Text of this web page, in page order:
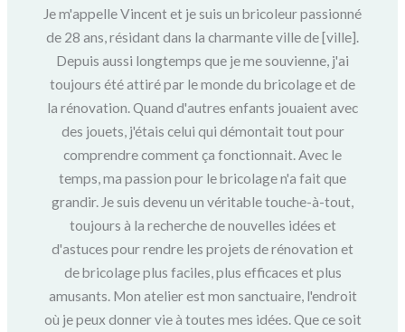
Je m'appelle Vincent et je suis un bricoleur passionné
de 28 ans, résidant dans la charmante ville de [ville].
Depuis aussi longtemps que je me souvienne, j'ai
toujours été attiré par le monde du bricolage et de
la rénovation. Quand d'autres enfants jouaient avec
des jouets, j'étais celui qui démontait tout pour
comprendre comment ça fonctionnait. Avec le
temps, ma passion pour le bricolage n'a fait que
grandir. Je suis devenu un véritable touche-à-tout,
toujours à la recherche de nouvelles idées et
d'astuces pour rendre les projets de rénovation et
de bricolage plus faciles, plus efficaces et plus
amusants. Mon atelier est mon sanctuaire, l'endroit
où je peux donner vie à toutes mes idées. Que ce soit